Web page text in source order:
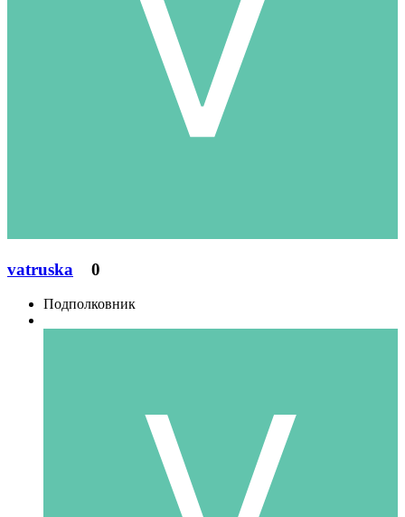
vatruska 0
Подполковник